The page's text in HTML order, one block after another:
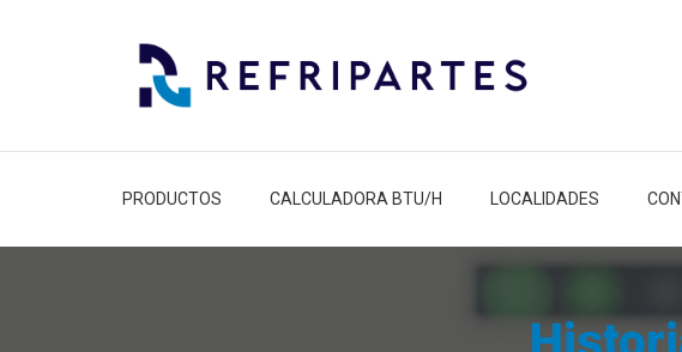
PRODUCTOS CALCULADORA BTU/H LOCALIDADES